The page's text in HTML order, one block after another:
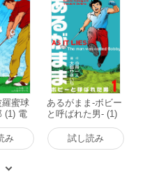
羅蜜球
(1) 電
み
あるがまま-ボビー
と呼ばれた男- (1)
電子書籍版
試し読み